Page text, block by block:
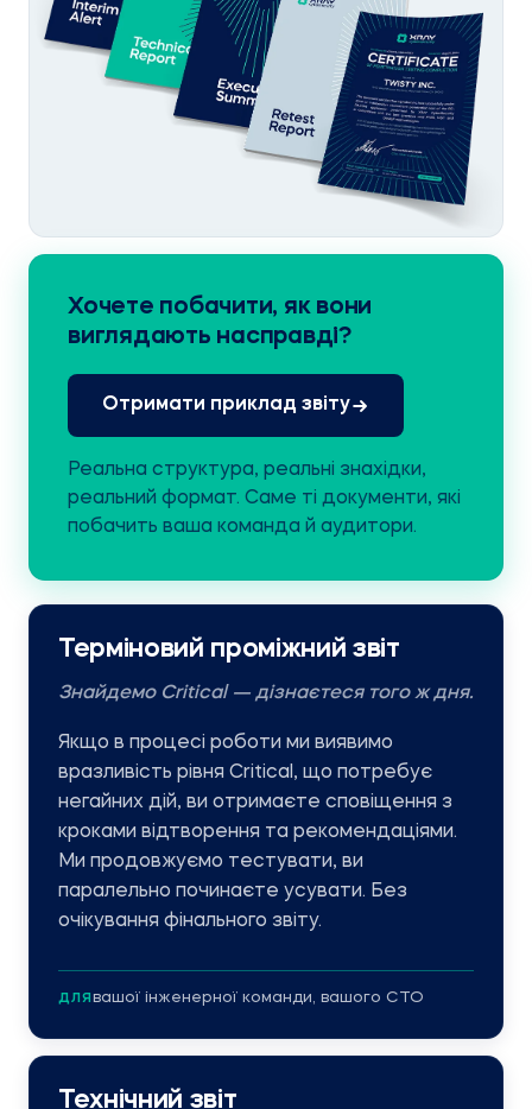
Хочете побачити, як вони
виглядають насправді?
Отримати приклад звіту
Реальна структура, реальні знахідки,
реальний формат. Саме ті документи, які
побачить ваша команда й аудитори.
Терміновий проміжний звіт
Знайдемо Critical — дізнаєтеся того ж дня.
Якщо в процесі роботи ми виявимо
вразливість рівня Critical, що потребує
негайних дій, ви отримаєте сповіщення з
кроками відтворення та рекомендаціями.
Ми продовжуємо тестувати, ви
паралельно починаєте усувати. Без
очікування фінального звіту.
ДЛЯвашої інженерної команди, вашого CTO
Технічний звіт